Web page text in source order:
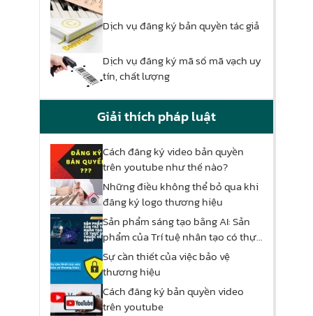
Dịch vụ đăng ký bản quyền tác giả
Dịch vụ đăng ký mã số mã vạch uy
tín, chất lượng
Giải thích pháp luật
Cách đăng ký video bản quyền
trên youtube như thế nào?
Những điều không thể bỏ qua khi
đăng ký logo thương hiệu
Sản phẩm sáng tạo bằng AI: Sản
phẩm của Trí tuệ nhân tạo có thực
sự thuộc về bạn?
Sự cần thiết của việc bảo vệ
thương hiệu
Cách đăng ký bản quyền video
trên youtube